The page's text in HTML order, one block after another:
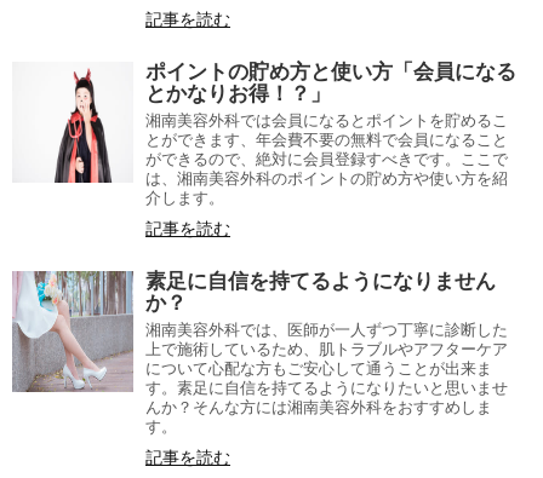
記事を読む
ポイントの貯め方と使い方「会員になる
とかなりお得！？」
湘南美容外科では会員になるとポイントを貯めるこ
とができます、年会費不要の無料で会員になること
ができるので、絶対に会員登録すべきです。ここで
は、湘南美容外科のポイントの貯め方や使い方を紹
介します。
記事を読む
素足に自信を持てるようになりません
か？
湘南美容外科では、医師が一人ずつ丁寧に診断した
上で施術しているため、肌トラブルやアフターケア
について心配な方もご安心して通うことが出来ま
す。素足に自信を持てるようになりたいと思いませ
んか？そんな方には湘南美容外科をおすすめしま
す。
記事を読む